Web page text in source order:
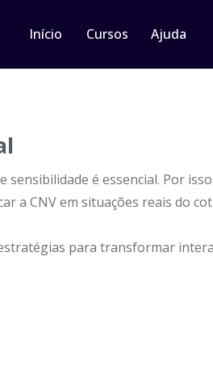
Início Cursos Ajuda
sensibilidade é essencial. Por
a CNV em situações reais do
para transformar